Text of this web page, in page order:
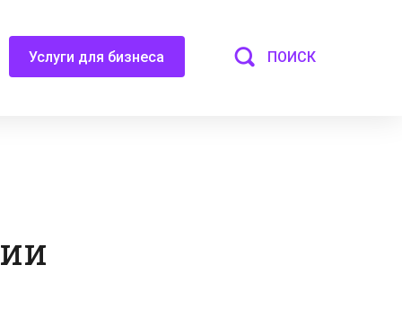
Услуги для бизнеса ПОИСК